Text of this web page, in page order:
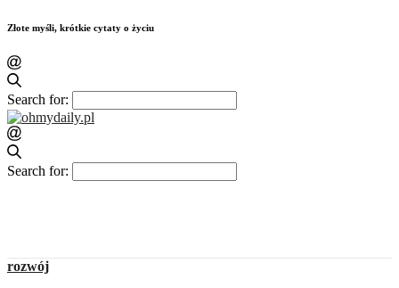
Złote myśli, krótkie cytaty o życiu
Search for:
Search for:
rozwój